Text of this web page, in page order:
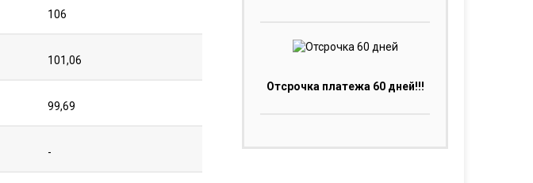
106
101,06
99,69
-
Отсрочка платежа 60 дней!!!